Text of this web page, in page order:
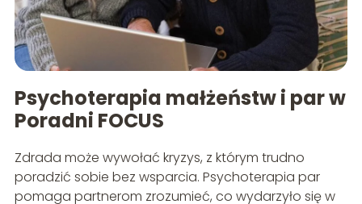
Psychoterapia małżeństw i par w
Poradni FOCUS
Zdrada może wywołać kryzys, z którym trudno
poradzić sobie bez wsparcia. Psychoterapia par
pomaga partnerom zrozumieć, co wydarzyło się w